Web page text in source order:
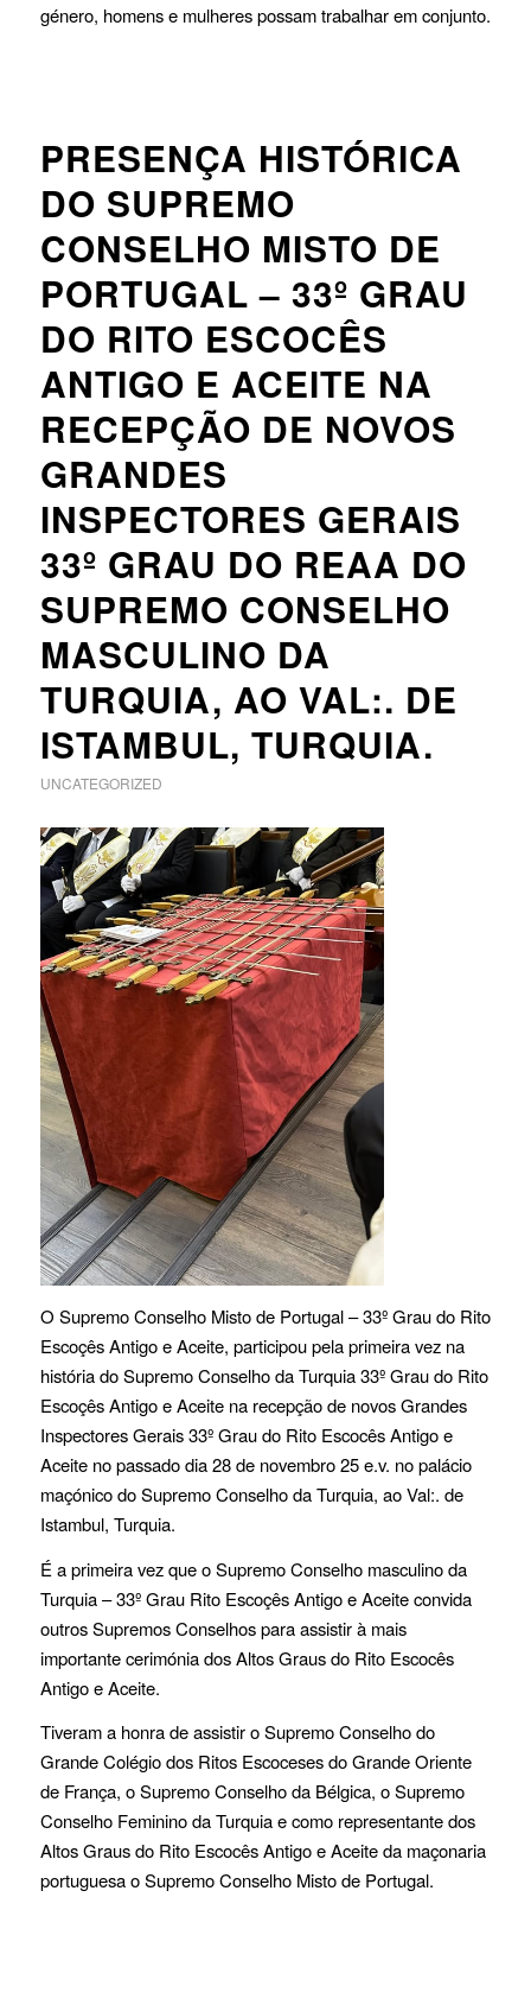
género, homens e mulheres possam trabalhar em conjunto.
PRESENÇA HISTÓRICA
DO SUPREMO
CONSELHO MISTO DE
PORTUGAL – 33º GRAU
DO RITO ESCOCÊS
ANTIGO E ACEITE NA
RECEPÇÃO DE NOVOS
GRANDES
INSPECTORES GERAIS
33º GRAU DO REAA DO
SUPREMO CONSELHO
MASCULINO DA
TURQUIA, AO VAL:. DE
ISTAMBUL, TURQUIA.
UNCATEGORIZED
O Supremo Conselho Misto de Portugal – 33º Grau do Rito
Escoçês Antigo e Aceite, participou pela primeira vez na
história do Supremo Conselho da Turquia 33º Grau do Rito
Escoçês Antigo e Aceite na recepção de novos Grandes
Inspectores Gerais 33º Grau do Rito Escocês Antigo e
Aceite no passado dia 28 de novembro 25 e.v. no palácio
maçónico do Supremo Conselho da Turquia, ao Val:. de
Istambul, Turquia.
É a primeira vez que o Supremo Conselho masculino da
Turquia – 33º Grau Rito Escoçês Antigo e Aceite convida
outros Supremos Conselhos para assistir à mais
importante cerimónia dos Altos Graus do Rito Escocês
Antigo e Aceite.
Tiveram a honra de assistir o Supremo Conselho do
Grande Colégio dos Ritos Escoceses do Grande Oriente
de França, o Supremo Conselho da Bélgica, o Supremo
Conselho Feminino da Turquia e como representante dos
Altos Graus do Rito Escocês Antigo e Aceite da maçonaria
portuguesa o Supremo Conselho Misto de Portugal.